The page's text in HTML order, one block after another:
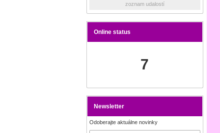
zoznam udalostí
Online status
7
Newsletter
Odoberajte aktuálne novinky